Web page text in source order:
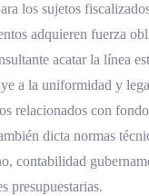
los sujetos
adquieren fuerza
acatar la línea
a la uniformidad y
relacionados con
dicta normas
contabilidad
presupuestarias.